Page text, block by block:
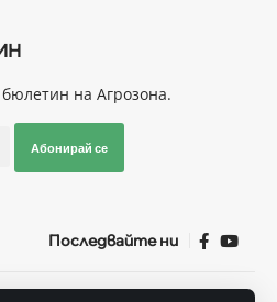
на Агрозона.
Абонирай се
Последвайте ни